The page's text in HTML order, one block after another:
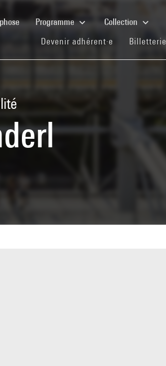
(current)Programme Collection
Devenir adhérent·e (current)
Billetterie